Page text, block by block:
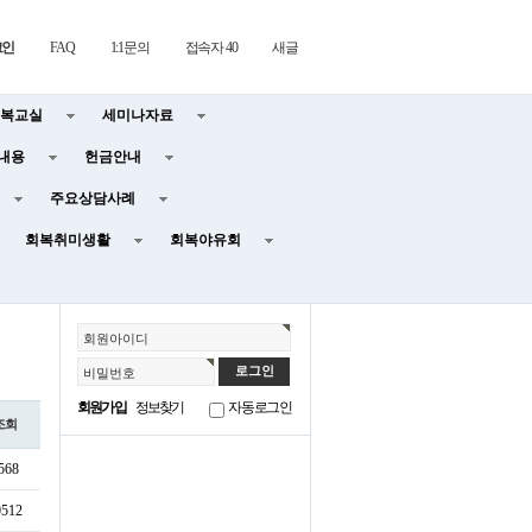
FAQ 1:1문의 접속자 40 새글
교실 세미나자료
용 헌금안내
주요상담사례
회복취미생활 회복야유회
회원아이디
비밀번호
회원가입 정보찾기 자동로그인
회